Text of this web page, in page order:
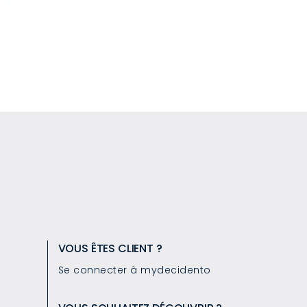
VOUS ÊTES CLIENT ?
Se connecter à mydecidento